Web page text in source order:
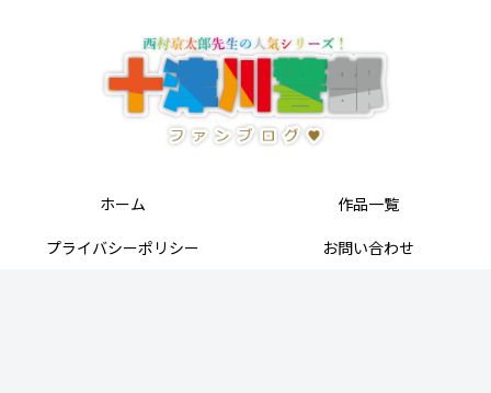
ホーム
作品一覧
プライバシーポリシー
お問い合わせ